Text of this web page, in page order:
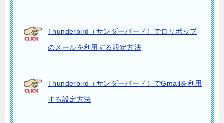
Thunderbird（サンダーバード）でロリポップ
のメールを利用する設定方法
Thunderbird（サンダーバード）でGmailを利用
する設定方法